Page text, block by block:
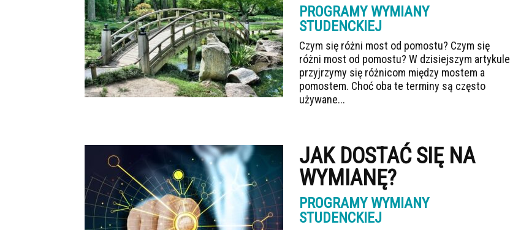
PROGRAMY WYMIANY
STUDENCKIEJ
Czym się różni most od pomostu? Czym się
różni most od pomostu? W dzisiejszym artykule
przyjrzymy się różnicom między mostem a
pomostem. Choć oba te terminy są często
używane...
JAK DOSTAĆ SIĘ NA
WYMIANĘ?
PROGRAMY WYMIANY
STUDENCKIEJ